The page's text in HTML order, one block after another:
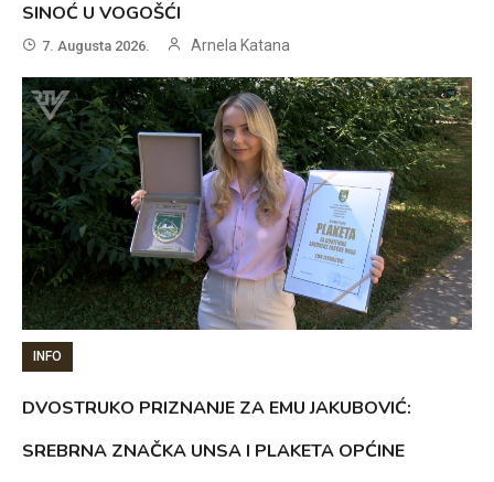
SINOĆ U VOGOŠĆI
7. Augusta 2026. Arnela Katana
INFO
DVOSTRUKO PRIZNANJE ZA EMU JAKUBOVIĆ:
SREBRNA ZNAČKA UNSA I PLAKETA OPĆINE